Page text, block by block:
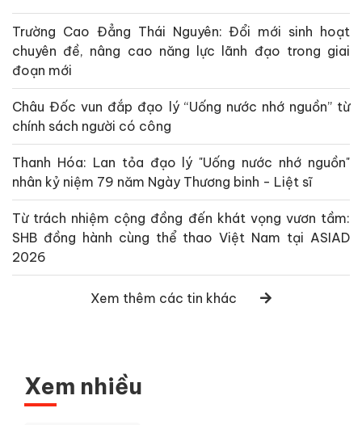
Trường Cao Đẳng Thái Nguyên: Đổi mới sinh hoạt
chuyên đề, nâng cao năng lực lãnh đạo trong giai
đoạn mới
Châu Đốc vun đắp đạo lý “Uống nước nhớ nguồn” từ
chính sách người có công
Thanh Hóa: Lan tỏa đạo lý "Uống nước nhớ nguồn"
nhân kỷ niệm 79 năm Ngày Thương binh - Liệt sĩ
Từ trách nhiệm cộng đồng đến khát vọng vươn tầm:
SHB đồng hành cùng thể thao Việt Nam tại ASIAD
2026
Xem thêm các tin khác
Xem nhiều